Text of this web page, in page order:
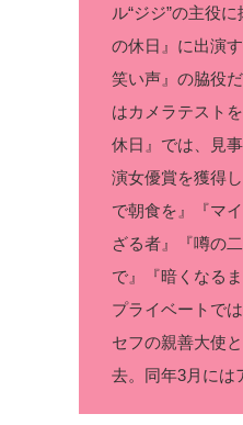
ル“ジジ”の主役
の休日』に出演
笑い声』の脇役
はカメラテスト
休日』では、見
演女優賞を獲得
で朝食を』『マ
ざる者』『噂の
で』『暗くなる
プライベートで
セフの親善大使
去。同年3月には